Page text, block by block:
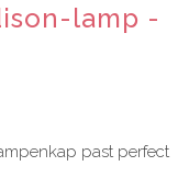
lamp -
past perfect